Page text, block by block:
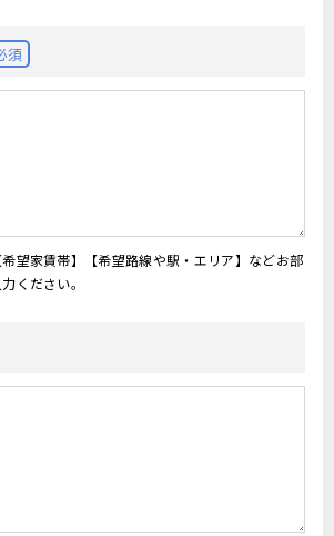
須
望家賃帯】【希望路線や駅・エリア】などお部
ください。